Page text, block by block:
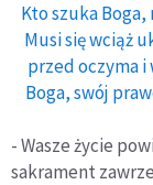
Kto szuka
Musi się wciąż
przed oczyma i
Boga, swój
- Wasze życie
sakrament